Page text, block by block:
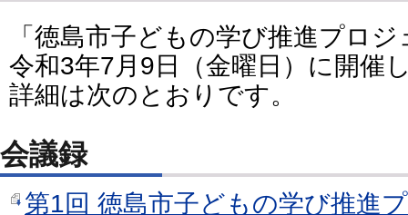
「徳島市子どもの学び推進プロ
令和3年7月9日（金曜日）に開催
詳細は次のとおりです。
会議録
第1回 徳島市子どもの学び推進